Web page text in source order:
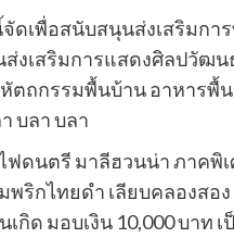
เพื่อสนับสนุนส่งเสริมกา
เสริมการแสดงศิลปวัฒน
ถกรรมพื้นบ้าน อาหารพื้
บลา บลา
ดนตรี มาลีฮวนน่า ภาคพิเ
ริกไทยดำ เลียบคลองสอ
กิด มอบเงิน 10,000 บาท